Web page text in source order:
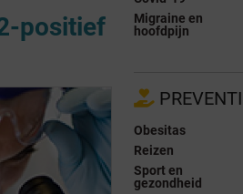
positief
Migraine en
hoofdpijn
Obesitas
Reizen
Sport en
gezondheid